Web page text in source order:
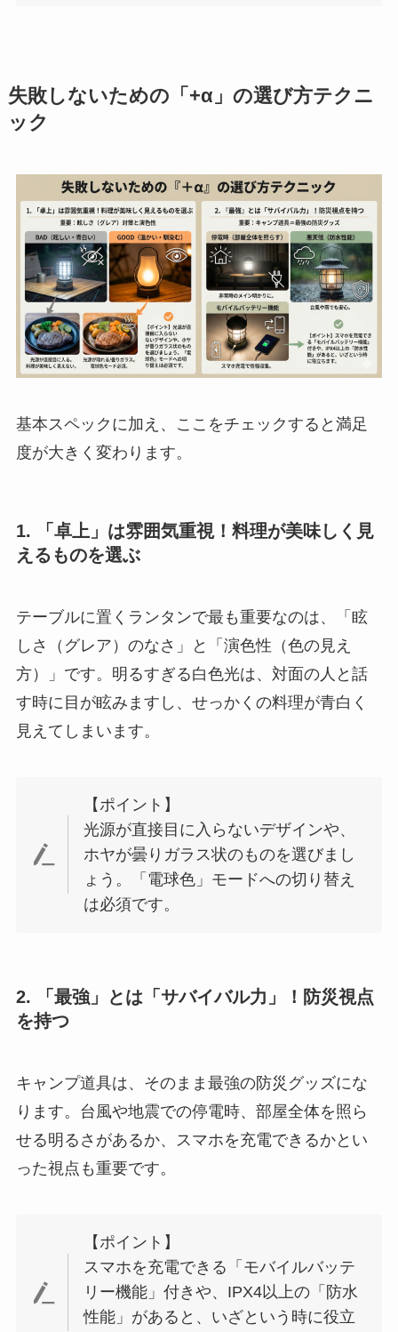
失敗しないための「+α」の選び方テクニ
ック
基本スペックに加え、ここをチェックすると満足
度が大きく変わります。
1. 「卓上」は雰囲気重視！料理が美味しく見
えるものを選ぶ
テーブルに置くランタンで最も重要なのは、「眩
しさ（グレア）のなさ」と「演色性（色の見え
方）」です。明るすぎる白色光は、対面の人と話
す時に目が眩みますし、せっかくの料理が青白く
見えてしまいます。
【ポイント】
光源が直接目に入らないデザインや、
ホヤが曇りガラス状のものを選びまし
ょう。「電球色」モードへの切り替え
は必須です。
2. 「最強」とは「サバイバル力」！防災視点
を持つ
キャンプ道具は、そのまま最強の防災グッズにな
ります。台風や地震での停電時、部屋全体を照ら
せる明るさがあるか、スマホを充電できるかとい
った視点も重要です。
【ポイント】
スマホを充電できる「モバイルバッテ
リー機能」付きや、IPX4以上の「防水
性能」があると、いざという時に役立